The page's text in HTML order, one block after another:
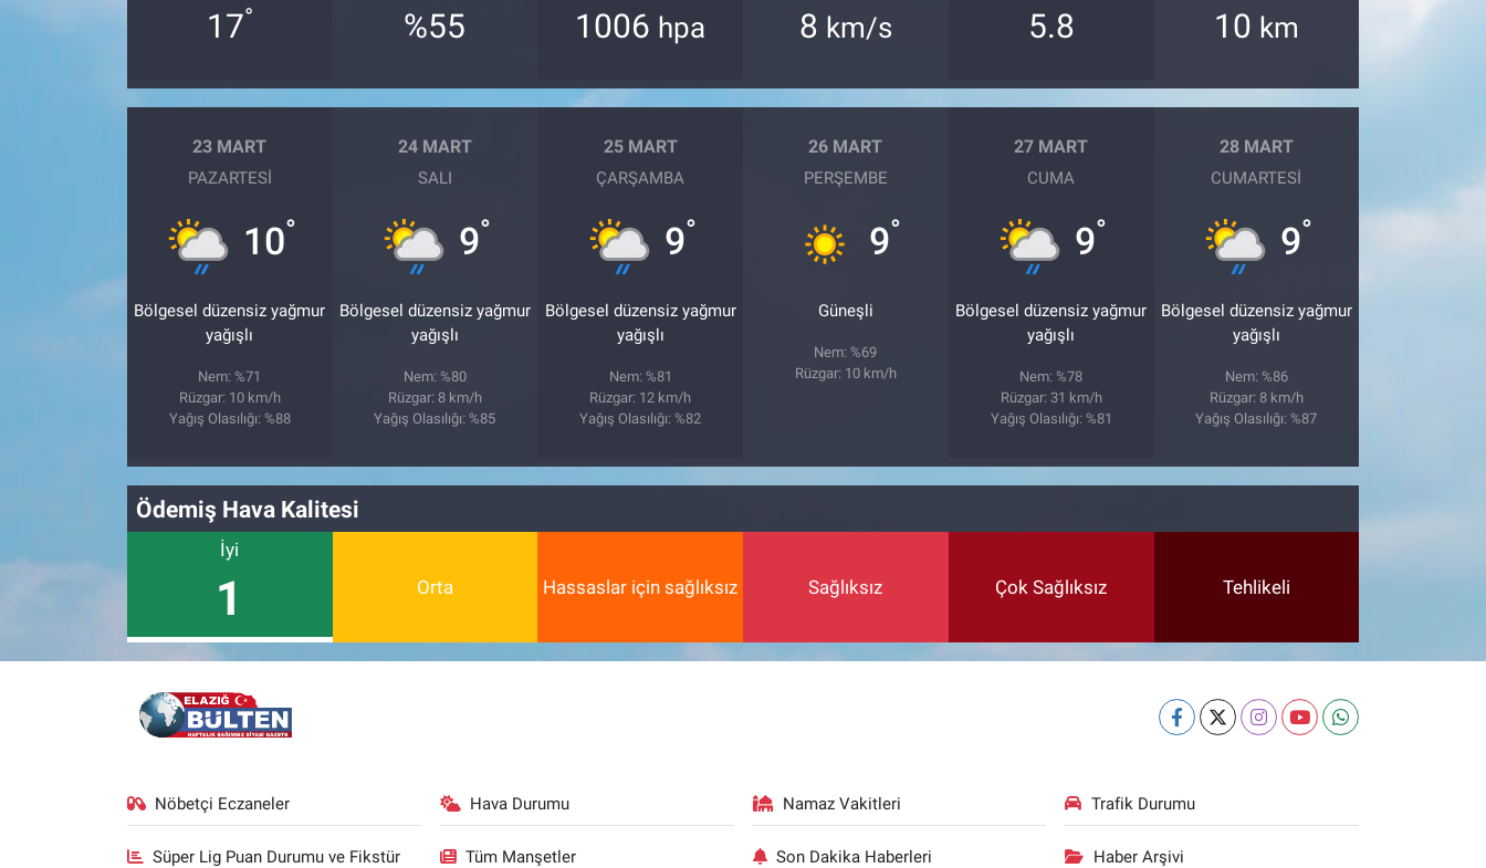
17° %55 1006 hpa 8 km/s 5.8 10 km
23 MART
PAZARTESI
10°
Bölgesel düzensiz yağmur
yağışlı
Nem: %71
Rüzgar: 10 km/h
Yağış Olasılığı: %88
24 MART
SALI
9°
Bölgesel düzensiz yağmur
yağışlı
Nem: %80
Rüzgar: 8 km/h
Yağış Olasılığı: %85
25 MART
ÇARŞAMBA
9°
Bölgesel düzensiz yağmur
yağışlı
Nem: %81
Rüzgar: 12 km/h
Yağış Olasılığı: %82
26 MART
PERŞEMBE
9°
Güneşli
Nem: %69
Rüzgar: 10 km/h
27 MART
CUMA
9°
Bölgesel düzensiz yağmur
yağışlı
Nem: %78
Rüzgar: 31 km/h
Yağış Olasılığı: %81
28 MART
CUMARTESI
9°
Bölgesel düzensiz yağmur
yağışlı
Nem: %86
Rüzgar: 8 km/h
Yağış Olasılığı: %87
Ödemiş Hava Kalitesi
İyi
1 Orta Hassaslar için sağlıksız Sağlıksız Çok Sağlıksız Tehlikeli
Nöbetçi Eczaneler Hava Durumu Namaz Vakitleri Trafik Durumu
Süper Lig Puan Durumu ve Fikstür Tüm Manşetler Son Dakika Haberleri Haber Arşivi